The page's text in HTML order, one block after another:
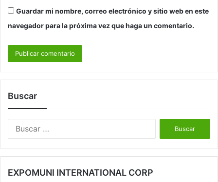
Guardar mi nombre, correo electrónico y sitio web en este
navegador para la próxima vez que haga un comentario.
Buscar
EXPOMUNI INTERNATIONAL CORP